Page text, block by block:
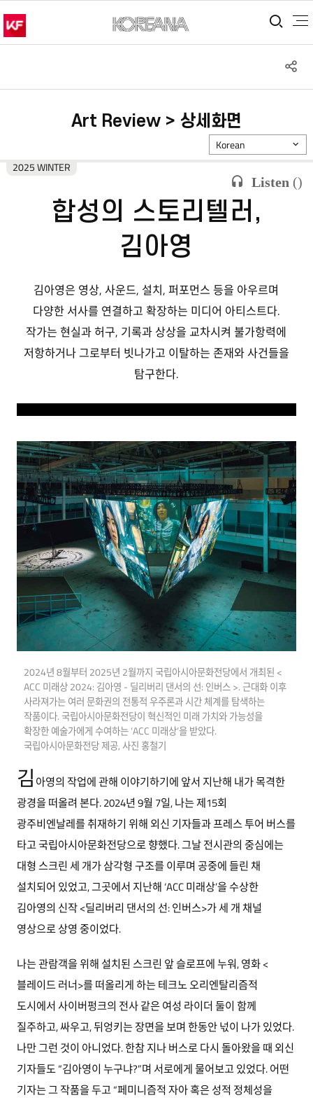
통
Art Review > 상세화면
Listen ()
2025 WINTER
Korean
합성의 스토리텔러,
김아영
김아영은 영상, 사운드, 설치, 퍼포먼스 등을 아우르며
다양한 서사를 연결하고 확장하는 미디어 아티스트다.
작가는 현실과 허구, 기록과 상상을 교차시켜 불가항력에
저항하거나 그로부터 빗나가고 이탈하는 존재와 사건들을
탐구한다.
2024년 8월부터 2025년 2월까지 국립아시아문화전당에서 개최된 <
ACC 미래상 2024: 김아영 - 딜리버리 댄서의 선: 인버스 >. 근대화 이후
사라져가는 여러 문화권의 전통적 우주론과 시간 체계를 탐색하는
작품이다. 국립아시아문화전당이 혁신적인 미래 가치와 가능성을
확장한 예술가에게 수여하는 ‘ACC 미래상’을 받았다.
국립아시아문화전당 제공, 사진 홍철기
김 아영의 작업에 관해 이야기하기에 앞서 지난해 내가 목격한
광경을 떠올려 본다. 2024년 9월 7일, 나는 제15회
광주비엔날레를 취재하기 위해 외신 기자들과 프레스 투어 버스를
타고 국립아시아문화전당으로 향했다. 그날 전시관의 중심에는
대형 스크린 세 개가 삼각형 구조를 이루며 공중에 들린 채
설치되어 있었고, 그곳에서 지난해 ‘ACC 미래상’을 수상한
김아영의 신작 <딜리버리 댄서의 선: 인버스>가 세 개 채널
영상으로 상영 중이었다.
나는 관람객을 위해 설치된 스크린 앞 슬로프에 누워, 영화 <
블레이드 러너>를 떠올리게 하는 테크노 오리엔탈리즘적
도시에서 사이버펑크의 전사 같은 여성 라이더 둘이 함께
질주하고, 싸우고, 뒤엉키는 장면을 보며 한동안 넋이 나가 있었다.
나만 그런 것이 아니었다. 한참 지나 버스로 다시 돌아왔을 때 외신
기자들도 “김아영이 누구냐?”며 서로에게 물어보고 있었다. 어떤
기자는 그 작품을 두고 “페미니즘적 자아 혹은 성적 정체성을